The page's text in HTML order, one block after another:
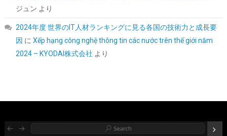
Samsung 990 PRO 1TB PCIe Gen 4.0 x4 (最大転送速度 7,450MB/
秒) NVMe M.2 (2280) 内蔵 SSD MZ-V9P1T0B-IT/EC 国内正規保
証品
ジュン より
2024年度 世界のIT人材ランキングに見る各国の技術力と成長要
因 に Xếp hạng công nghệ thông tin các nước trên thế giới năm
2024 – KYODAI株式会社 より